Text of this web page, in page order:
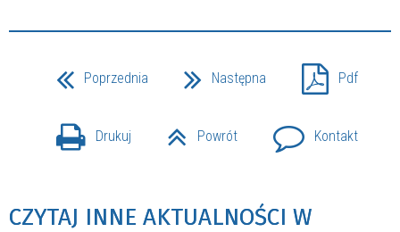
Poprzednia Następna Pdf
Drukuj Powrót Kontakt
CZYTAJ INNE AKTUALNOŚCI W